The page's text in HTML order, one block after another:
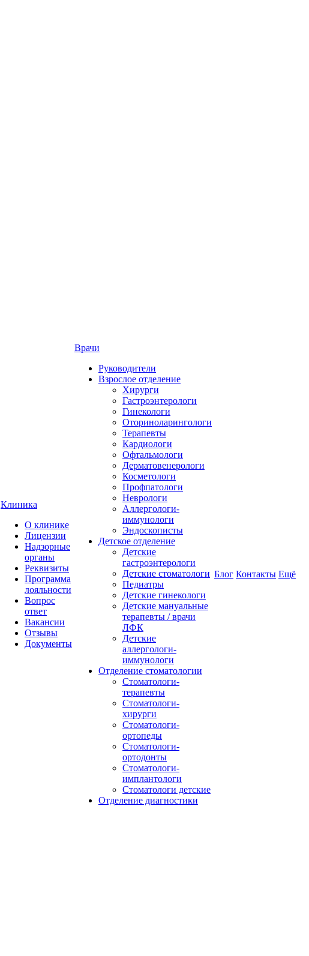
Клиника
О клинике
Лицензии
Надзорные
органы
Реквизиты
Программа
лояльности
Вопрос
ответ
Вакансии
Отзывы
Документы
Врачи
Руководители
Взрослое отделение
Хирурги
Гастроэнтерологи
Гинекологи
Оториноларингологи
Терапевты
Кардиологи
Офтальмологи
Дерматовенерологи
Косметологи
Профпатологи
Неврологи
Аллергологи-
иммунологи
Эндоскописты
Детское отделение
Детские
гастроэнтерологи
Детские стоматологи
Педиатры
Детские гинекологи
Детские мануальные
терапевты / врачи
ЛФК
Детские
аллергологи-
иммунологи
Отделение стоматологии
Стоматологи-
терапевты
Стоматологи-
хирурги
Стоматологи-
ортопеды
Стоматологи-
ортодонты
Стоматологи-
имплантологи
Стоматологи детские
Отделение диагностики
Блог Контакты Ещё